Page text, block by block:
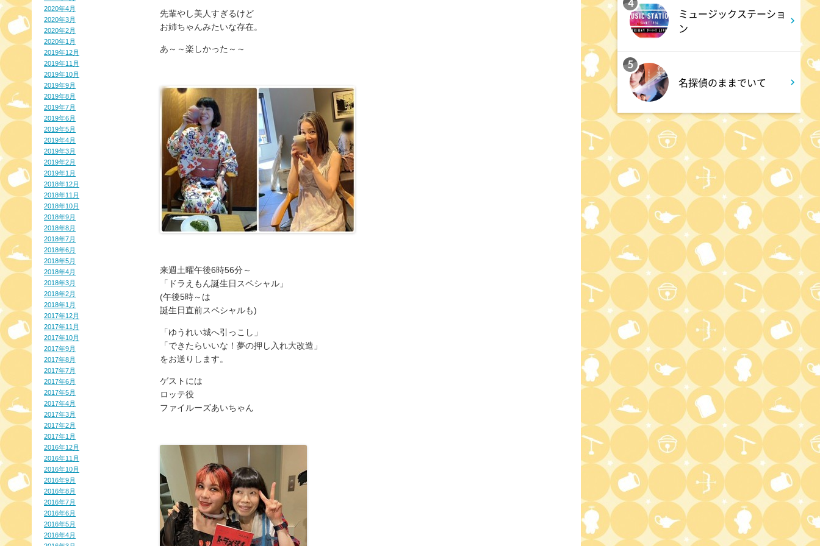
2020年4月
2020年3月
2020年2月
2020年1月
2019年12月
2019年11月
2019年10月
2019年9月
2019年8月
2019年7月
2019年6月
2019年5月
2019年4月
2019年3月
2019年2月
2019年1月
2018年12月
2018年11月
2018年10月
2018年9月
2018年8月
2018年7月
2018年6月
2018年5月
2018年4月
2018年3月
2018年2月
2018年1月
2017年12月
2017年11月
2017年10月
2017年9月
2017年8月
2017年7月
2017年6月
2017年5月
2017年4月
2017年3月
2017年2月
2017年1月
2016年12月
2016年11月
2016年10月
2016年9月
2016年8月
2016年7月
2016年6月
2016年5月
2016年4月
先輩やし美人すぎるけど
お姉ちゃんみたいな存在。
あ～～楽しかった～～
来週土曜午後6時56分～
「ドラえもん誕生日スペシャル」
(午後5時～は
誕生日直前スペシャルも)
「ゆうれい城へ引っこし」
「できたらいいな！夢の押し入れ大改造」
をお送りします。
ゲストには
ロッテ役
ファイルーズあいちゃん
4
ミュージックステーショ
ン
5
名探偵のままでいて